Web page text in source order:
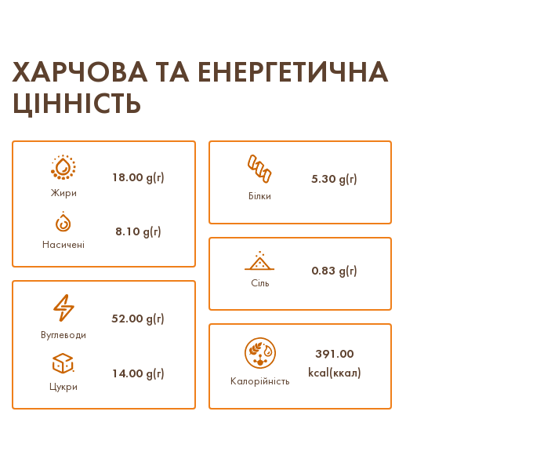
ХАРЧОВА ТА ЕНЕРГЕТИЧНА
ЦІННІСТЬ
Жири
18.00 g(г)
Насичені
8.10 g(г)
Білки
5.30 g(г)
Вуглеводи
52.00 g(г)
Цукри
14.00 g(г)
Сіль
0.83 g(г)
Калорійність
391.00
kcal(ккал)